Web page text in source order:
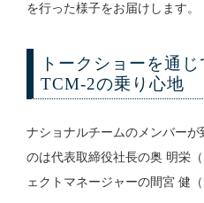
を行った様子をお届けします。
トークショーを通じ
TCM-2の乗り心地
ナショナルチームのメンバー
のは代表取締役社長の奥 明栄
ェクトマネージャーの間宮 健